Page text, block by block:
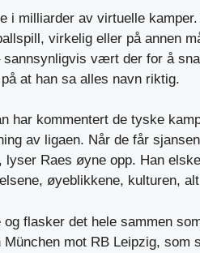
i milliarder av virtuelle
virkelig eller på annen
vært der for å
at han sa alles navn riktig.
har kommentert de tyske
av ligaen. Når de får
Raes øyne opp. Han
øyeblikkene, kulturen,
flasker det hele sammen
mot RB Leipzig, som